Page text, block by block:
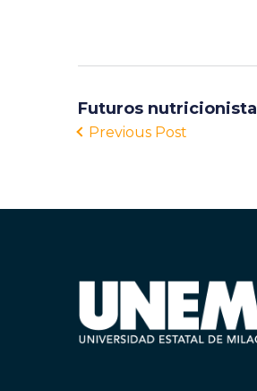
Futuros
Previous Post